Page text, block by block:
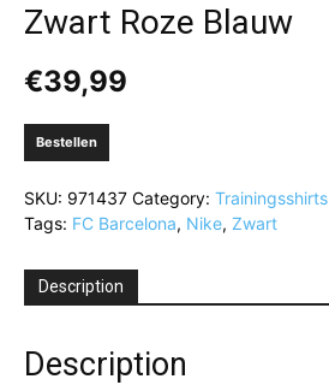
Zwart Roze Blauw
€39,99
Bestellen
SKU: 971437 Category: Trainingsshirts
Tags: FC Barcelona, Nike, Zwart
Description
Description